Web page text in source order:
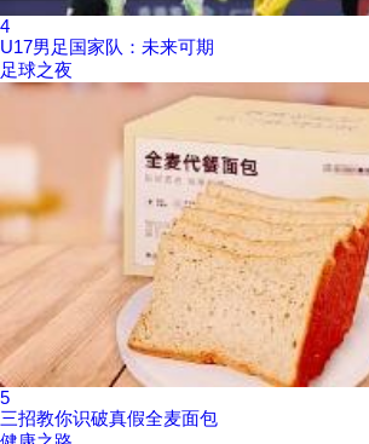
4
U17男足国家队：未来可期
足球之夜
5
三招教你识破真假全麦面包